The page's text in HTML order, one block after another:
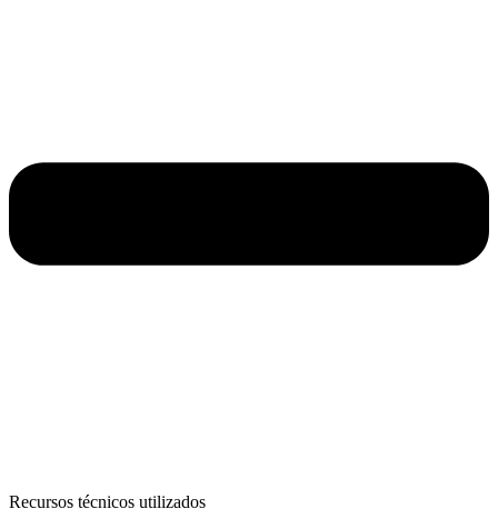
Recursos técnicos utilizados